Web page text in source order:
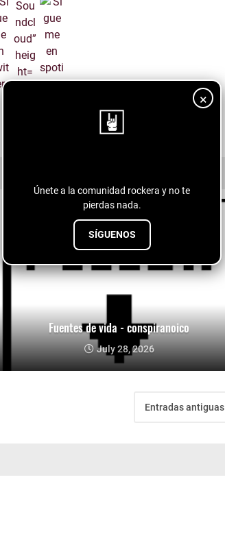
×
Únete a la comunidad rockera y no te
pierdas nada.
SÍGUENOS
Fuentes de vida - conspiranoico
July 28, 2026
Entradas antiguas